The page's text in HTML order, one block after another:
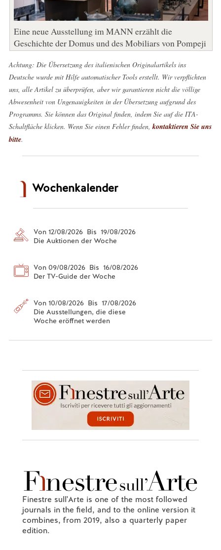
Eine neue Ausstellung im MANN erzählt die
Geschichte der Domus und des Mobiliars von Pompeji
Achtung: Die Übersetzung des italienischen Originalartikels ins
Deutsche wurde mit Hilfe automatischer Tools erstellt. Wir verpflichten
uns, alle Artikel zu überprüfen, aber wir garantieren nicht die völlige
Abwesenheit von Ungenauigkeiten in der Übersetzung aufgrund des
Programms. Sie können das Original finden, indem Sie auf die ITA-
Schaltfläche klicken. Wenn Sie einen Fehler finden,kontaktieren Sie uns
bitte.
Wochenkalender
Von 12/08/2026 Bis 19/08/2026
Die Auktionen der Woche
Von 09/08/2026 Bis 16/08/2026
Der TV-Guide der Woche
Von 10/08/2026 Bis 17/08/2026
Die Ausstellungen, die diese
Woche eröffnet werden
Finestre sull'Arte is one of the most followed
journals in the field, and to the online version it
combines, from 2019, also a quarterly paper
edition.